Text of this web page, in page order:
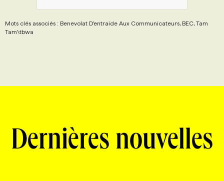
Mots clés associés : Benevolat D'entraide Aux Communicateurs, BEC, Tam
Tam\tbwa
Dernières nouvelles